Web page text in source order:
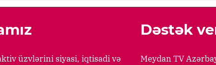
üzvlərini siyasi, iqtisadi və
Dəstək
Meydan TV